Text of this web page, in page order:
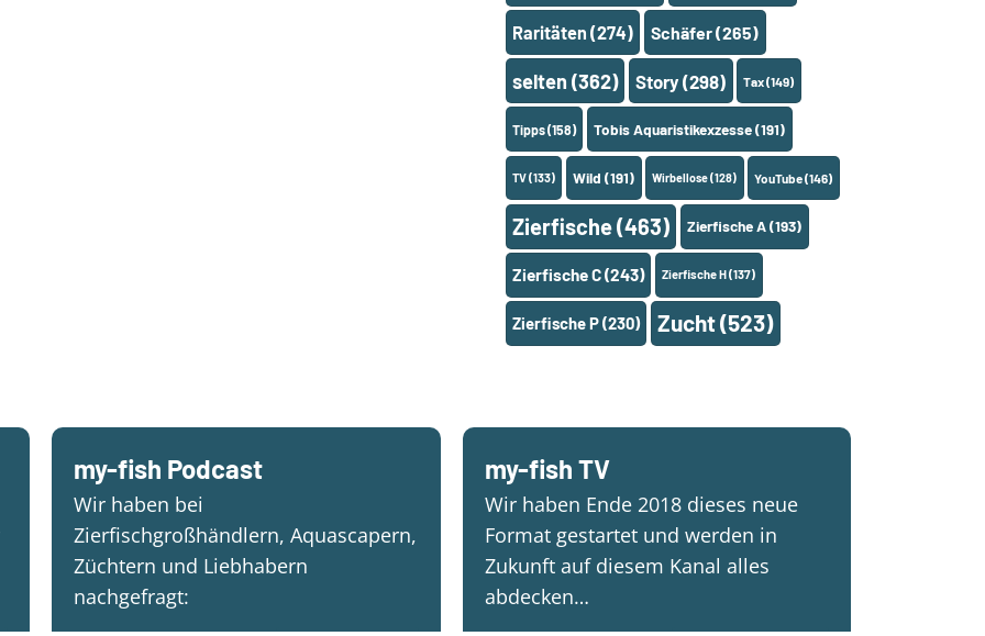
Raritäten (274) Schäfer(265)
selten (362) Story (298) Tax(149)
Tipps(158) Tobis Aquaristikexzesse(191)
TV(133) Wild (191) Wirbellose(128) YouTube(146)
Zierfische(463) Zierfische A(193)
Zierfische C(243) Zierfische H(137)
Zierfische P(230) Zucht(523)
my-fish Podcast
Wir haben bei
Zierfischgroßhändlern, Aquascapern,
Züchtern und Liebhabern
nachgefragt:
my-fish TV
Wir haben Ende 2018 dieses neue
Format gestartet und werden in
Zukunft auf diesem Kanal alles
abdecken…